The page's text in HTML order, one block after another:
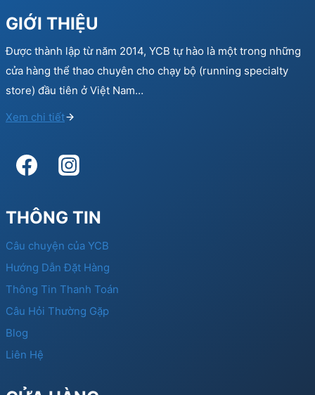
GIỚI THIỆU
Được thành lập từ năm 2014, YCB tự hào là một trong những
cửa hàng thể thao chuyên cho chạy bộ (running specialty
store) đầu tiên ở Việt Nam…
Xem chi tiết
THÔNG TIN
Câu chuyện của YCB
Hướng Dẫn Đặt Hàng
Thông Tin Thanh Toán
Câu Hỏi Thường Gặp
Blog
Liên Hệ